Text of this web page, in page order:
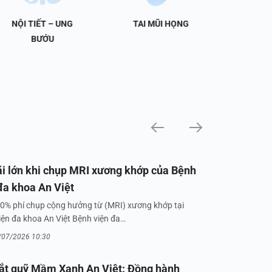
NỘI TIẾT – UNG
BƯỚU
TAI MŨI HỌNG
lớn khi chụp MRI xương khớp của Bệnh
khoa An Việt
phí chụp cộng hưởng từ (MRI) xương khớp tại
đa khoa An Việt Bệnh viện đa…
2026 10:30
quỹ Mầm Xanh An Việt: Đồng hành